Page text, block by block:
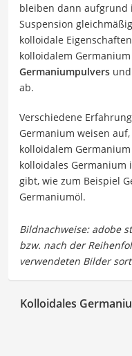
bleiben dann aufgrund
Suspension
kolloidale
kolloidalem
Germaniumpulvers
ab.
Verschiedene
Germanium weisen
kolloidalem
kolloidales Germanium
gibt, wie zum Beispiel
Germaniumöl.
Kolloidales